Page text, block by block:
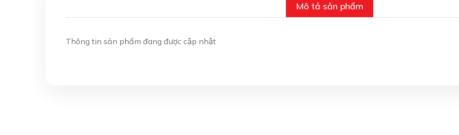
Mô tả sản phẩm
Thông tin sản phẩm đang được cập nhật